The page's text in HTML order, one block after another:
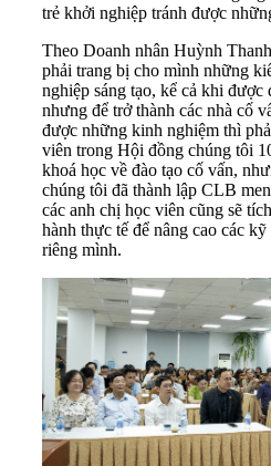
trẻ khởi nghiệp tránh được
Theo Doanh nhân Huỳnh
phải trang bị cho mình những
nghiệp sáng tạo, kể cả khi được
nhưng để trở thành các nhà cố
được những kinh nghiệm thì
viên trong Hội đồng chúng tôi
khoá học về đào tạo cố vấn,
chúng tôi đã thành lập CLB
các anh chị học viên cũng sẽ
hành thực tế để nâng cao các
riêng mình.